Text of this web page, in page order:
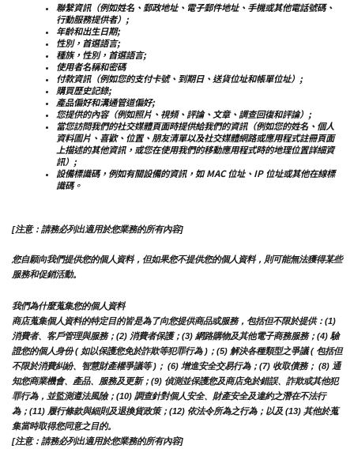
聯繫資訊（例如姓名、郵政地址、電子郵件地址、手機或其他電話號碼、
行動服務提供者）;
年齡和出生日期;
性別，首選語言;
種族，性別，首選語言;
使用者名稱和密碼
付款資訊（例如您的支付卡號、到期日、送貨位址和帳單位址）;
購買歷史記錄;
產品偏好和溝通管道偏好;
您提供的內容（例如照片、視頻、評論、文章、調查回復和評論）;
當您訪問我們的社交媒體頁面時提供給我們的資訊（例如您的姓名、個人
資料圖片、喜歡、位置、朋友清單以及社交媒體網路或應用程式註冊頁面
上描述的其他資訊，或您在使用我們的移動應用程式時的地理位置詳細資
訊）;
設備標識碼，例如有關設備的資訊，如 MAC 位址、IP 位址或其他在線標
識碼。
[注意：請務必列出適用於您業務的所有內容]
您自願向我們提供您的個人資料，但如果您不提供您的個人資料，則可能無法獲得某些
服務和促銷活動。
我們為什麼蒐集您的個人資料
商店蒐集個人資料的特定目的皆是為了向您提供商品或服務，包括但不限於提供：(1)
消費者、客戶管理與服務；(2) 消費者保護；(3) 網路購物及其他電子商務服務；(4) 驗
證您的個人身份 ( 如以保護您免於詐欺等犯罪行為 )；(5) 解決各種類型之爭議 ( 包括但
不限於消費糾紛、智慧財產權爭議等 )； (6) 增進安全交易行為；(7) 收取債務； (8) 通
知您商業機會、產品、服務及更新；(9) 偵測並保護您及商店免於錯誤、詐欺或其他犯
罪行為，並監測遵法風險；(10) 調查針對個人安全、財產安全及違約之潛在不法行
為；(11) 履行條款與細則及退換貨政策；(12) 依法令所為之行為；以及 (13) 其他於蒐
集當時取得您同意之目的。
[注意：請務必列出適用於您業務的所有內容]